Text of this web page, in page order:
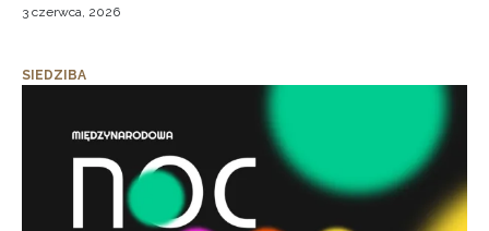
3 czerwca, 2026
SIEDZIBA